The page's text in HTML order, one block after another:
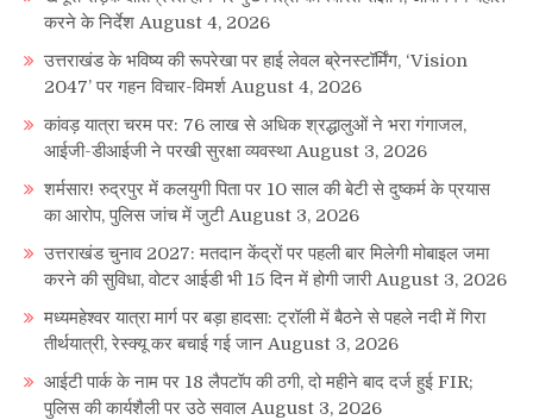
करने के निर्देश August 4, 2026
उत्तराखंड के भविष्य की रूपरेखा पर हाई लेवल ब्रेनस्टॉर्मिंग, ‘Vision
2047’ पर गहन विचार-विमर्श August 4, 2026
कांवड़ यात्रा चरम पर: 76 लाख से अधिक श्रद्धालुओं ने भरा गंगाजल,
आईजी-डीआईजी ने परखी सुरक्षा व्यवस्था August 3, 2026
शर्मसार! रुद्रपुर में कलयुगी पिता पर 10 साल की बेटी से दुष्कर्म के प्रयास
का आरोप, पुलिस जांच में जुटी August 3, 2026
उत्तराखंड चुनाव 2027: मतदान केंद्रों पर पहली बार मिलेगी मोबाइल जमा
करने की सुविधा, वोटर आईडी भी 15 दिन में होगी जारी August 3, 2026
मध्यमहेश्वर यात्रा मार्ग पर बड़ा हादसा: ट्रॉली में बैठने से पहले नदी में गिरा
तीर्थयात्री, रेस्क्यू कर बचाई गई जान August 3, 2026
आईटी पार्क के नाम पर 18 लैपटॉप की ठगी, दो महीने बाद दर्ज हुई FIR;
पुलिस की कार्यशैली पर उठे सवाल August 3, 2026